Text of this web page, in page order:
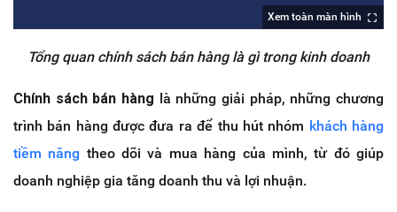
Xem toàn màn hình
Tổng quan chính sách bán hàng là gì trong kinh doanh
Chính sách bán hàng là những giải pháp, những chương
trình bán hàng được đưa ra để thu hút nhóm khách hàng
tiềm năng theo dõi và mua hàng của mình, từ đó giúp
doanh nghiệp gia tăng doanh thu và lợi nhuận.